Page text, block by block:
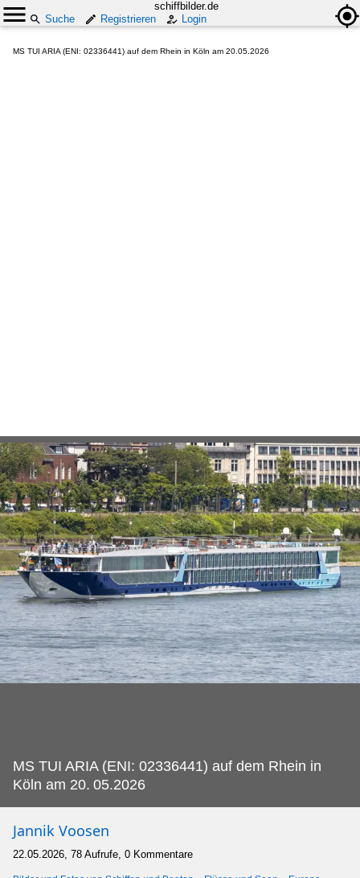
schiffbilder.de
Suche
Registrieren Login
MS TUI ARIA (ENI: 02336441) auf dem Rhein in Köln am 20.05.2026
MS TUI ARIA (ENI: 02336441) auf dem Rhein in
Köln am 20. 05.2026
Jannik Voosen
22.05.2026, 78 Aufrufe, 0 Kommentare